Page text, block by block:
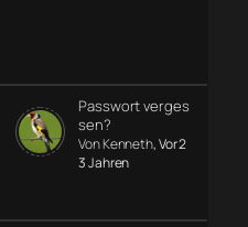
Passwort verges
sen?
Von Kenneth, Vor 2
3 Jahren